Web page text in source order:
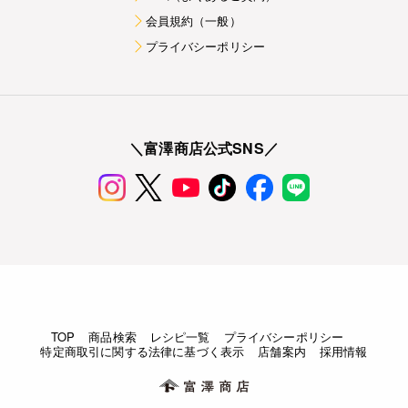
会員規約（一般）
プライバシーポリシー
＼富澤商店公式SNS／
TOP 商品検索 レシピ一覧
プライバシーポリシー
特定商取引に関する法律に基づく表示
店舗案内 採用情報